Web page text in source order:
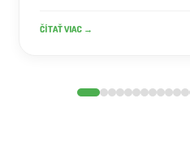
ČÍTAŤ VIAC →